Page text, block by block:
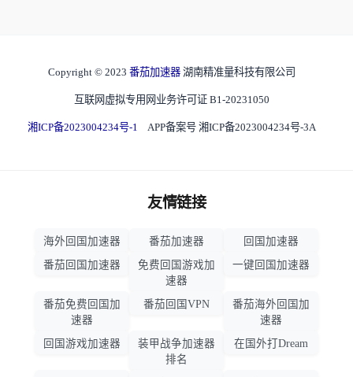
Copyright © 2023 番茄加速器 湖南精准量科技有限公司
互联网虚拟专用网业务许可证 B1-20231050
湘ICP备2023004234号-1 APP备案号 湘ICP备2023004234号-3A
友情链接
海外回国加速器 番茄加速器
回国加速器
番茄回国加速器
免费回国游戏加
速器
一键回国加速器
番茄免费回国加
速器
番茄回国VPN
番茄海外回国加
速器
回国游戏加速器
装甲战争加速器
排名
在国外打Dream